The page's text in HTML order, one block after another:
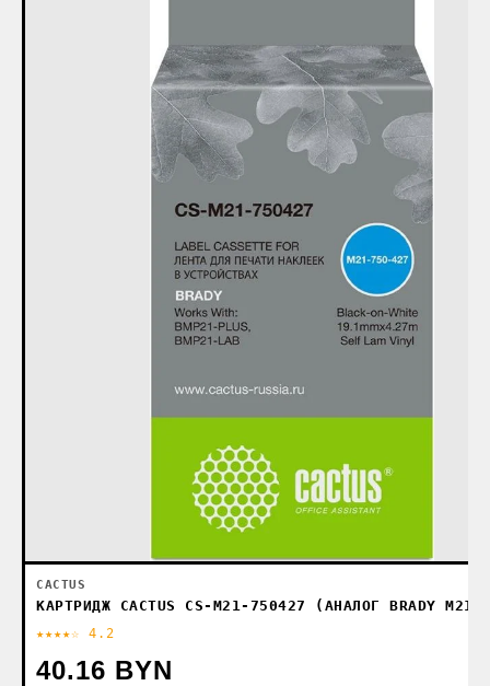
CACTUS
КАРТРИДЖ CACTUS CS-M21-750427 (АНАЛОГ BRADY M21-
★★★★☆ 4.2
40.16 BYN